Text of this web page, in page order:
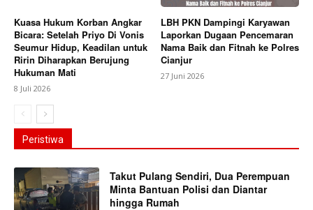
Kuasa Hukum Korban Angkar
Bicara: Setelah Priyo Di Vonis
Seumur Hidup, Keadilan untuk
Ririn Diharapkan Berujung
Hukuman Mati
8 Juli 2026
LBH PKN Dampingi Karyawan
Laporkan Dugaan Pencemaran
Nama Baik dan Fitnah ke Polres
Cianjur
27 Juni 2026
Peristiwa
Takut Pulang Sendiri, Dua Perempuan
Minta Bantuan Polisi dan Diantar
hingga Rumah